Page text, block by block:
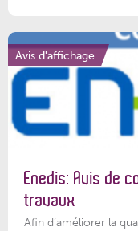
Avis d'affichage
Enedis: Avis de
travaux
Afin d’améliorer la